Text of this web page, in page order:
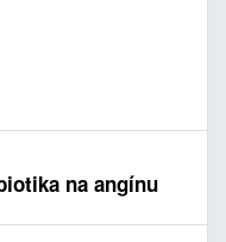
na angínu